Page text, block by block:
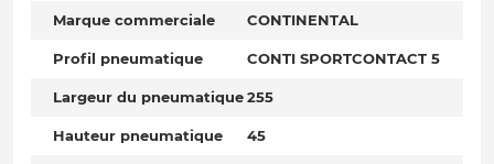
Marque commerciale CONTINENTAL
Profil pneumatique CONTI SPORTCONTACT 5
Largeur du pneumatique255
Hauteur pneumatique 45